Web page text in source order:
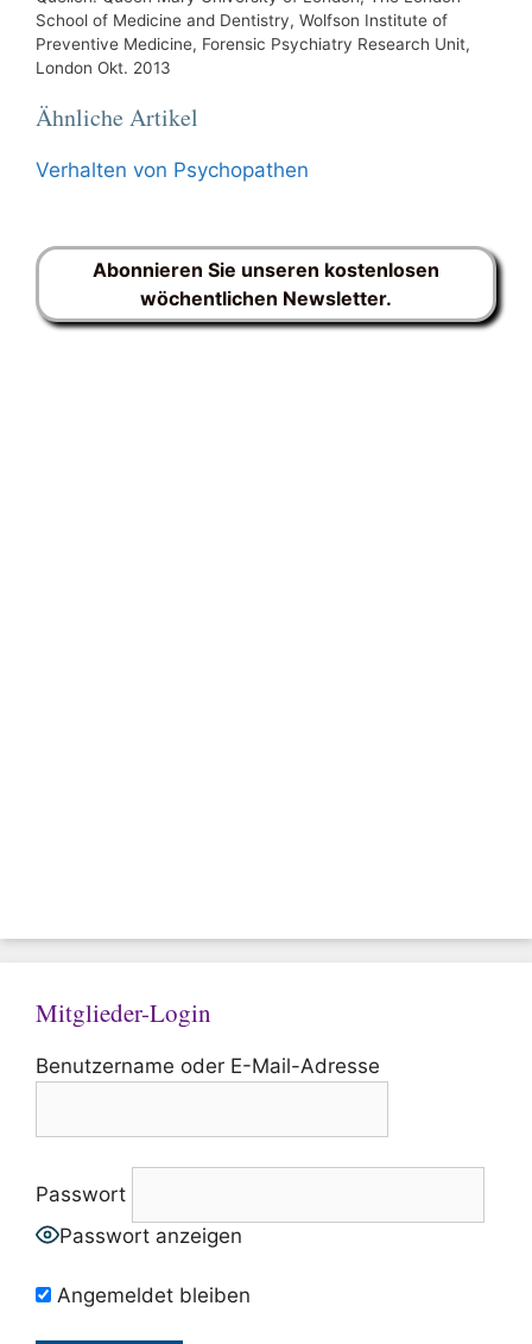
School of Medicine and Dentistry, Wolfson Institute of
Preventive Medicine, Forensic Psychiatry Research Unit,
London Okt. 2013
Ähnliche Artikel
Verhalten von Psychopathen
Abonnieren Sie unseren kostenlosen
wöchentlichen Newsletter.
Mitglieder-Login
Benutzername oder E-Mail-Adresse
Passwort
Passwort anzeigen
Angemeldet bleiben